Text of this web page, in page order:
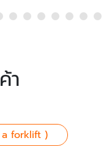
า
a forklift )